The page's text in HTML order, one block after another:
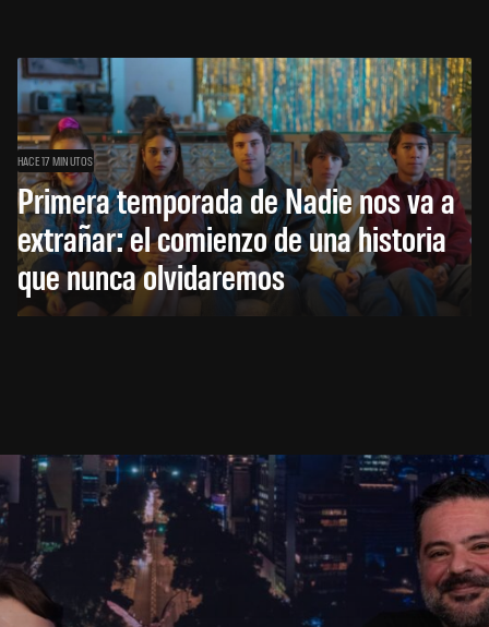
HACE 17 MINUTOS
Primera temporada de Nadie nos va a
extrañar: el comienzo de una historia
que nunca olvidaremos